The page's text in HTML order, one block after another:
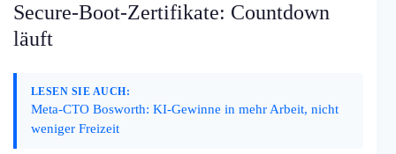
Secure-Boot-Zertifikate: Countdown
läuft
LESEN SIE AUCH:
Meta-CTO Bosworth: KI-Gewinne in mehr Arbeit, nicht
weniger Freizeit